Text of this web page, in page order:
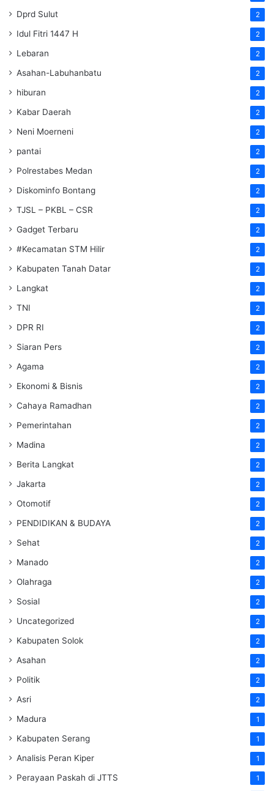
Dprd Sulut 2
Idul Fitri 1447 H 2
Lebaran 2
Asahan-Labuhanbatu 2
hiburan 2
Kabar Daerah 2
Neni Moerneni 2
pantai 2
Polrestabes Medan 2
Diskominfo Bontang 2
TJSL – PKBL – CSR 2
Gadget Terbaru 2
#Kecamatan STM Hilir 2
Kabupaten Tanah Datar 2
Langkat 2
TNI 2
DPR RI 2
Siaran Pers 2
Agama 2
Ekonomi & Bisnis 2
Cahaya Ramadhan 2
Pemerintahan 2
Madina 2
Berita Langkat 2
Jakarta 2
Otomotif 2
PENDIDIKAN & BUDAYA 2
Sehat 2
Manado 2
Olahraga 2
Sosial 2
Uncategorized 2
Kabupaten Solok 2
Asahan 2
Politik 2
Asri 2
Madura 1
Kabupaten Serang 1
Analisis Peran Kiper 1
Perayaan Paskah di JTTS 1